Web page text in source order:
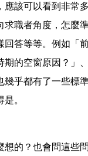
應該可以看到非常
求職者角度，怎麼
回答等等。例如「
期的空窗原因？」
幾乎都有了一些標
。
想的？也會問這些